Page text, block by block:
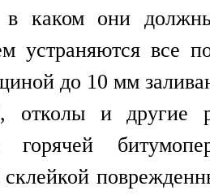
в каком они
устраняются все
до 10 мм
, отколы и другие
горячей